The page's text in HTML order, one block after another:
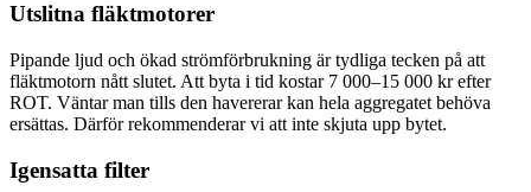
Utslitna fläktmotorer
Pipande ljud och ökad strömförbrukning är tydliga tecken på att
fläktmotorn nått slutet. Att byta i tid kostar 7 000–15 000 kr efter
ROT. Väntar man tills den havererar kan hela aggregatet behöva
ersättas. Därför rekommenderar vi att inte skjuta upp bytet.
Igensatta filter